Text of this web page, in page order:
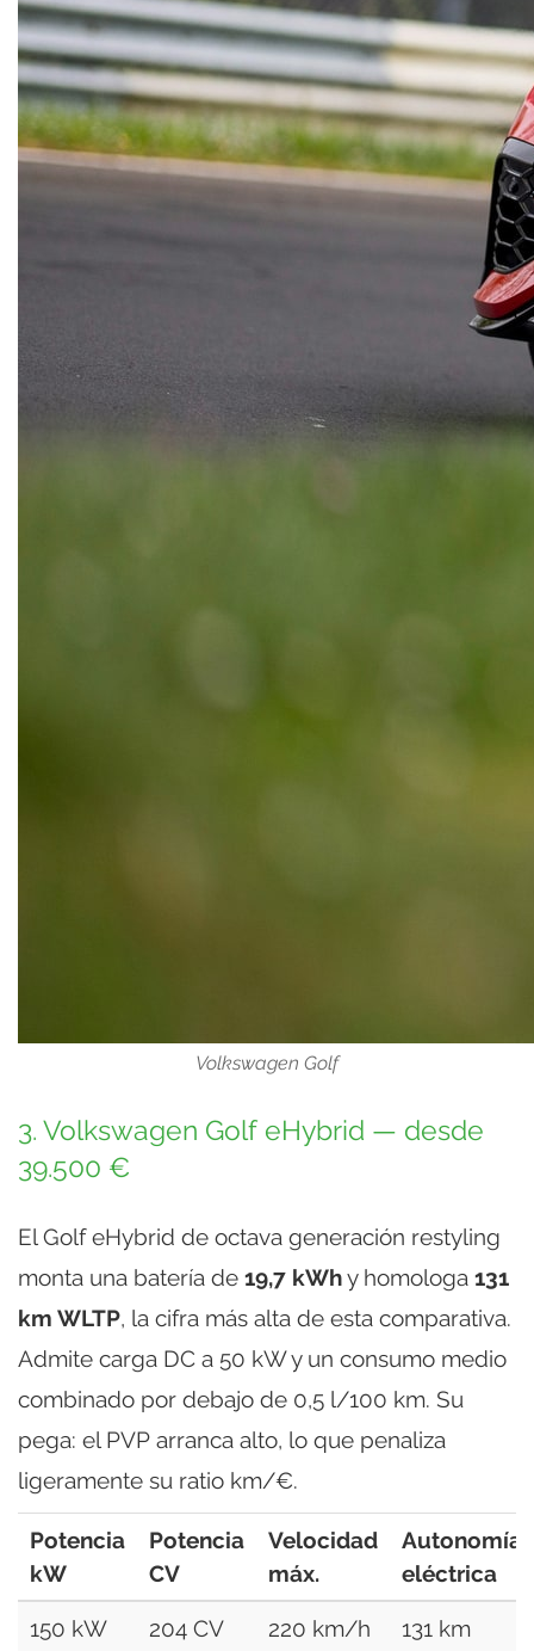
Volkswagen Golf
3. Volkswagen Golf eHybrid — desde
39.500 €
El Golf eHybrid de octava generación restyling
monta una batería de 19,7 kWhy homologa 131
km WLTP, la cifra más alta de esta comparativa.
Admite carga DC a 50 kW y un consumo medio
combinado por debajo de 0,5 l/100 km. Su
pega: el PVP arranca alto, lo que penaliza
ligeramente su ratio km/€.
Potencia
kW
Potencia
CV
Velocidad
máx.
Autonomía
eléctrica
150 kW 204 CV 220 km/h 131 km